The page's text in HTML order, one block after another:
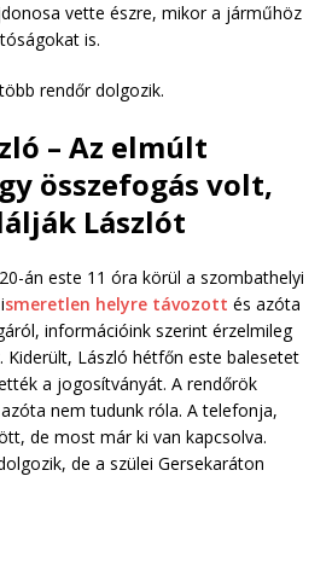
vette észre, mikor a járműhöz
is.
rendőr dolgozik.
– Az elmúlt
összefogás volt,
Lászlót
án este 11 óra körül a szombathelyi
smeretlen helyre távozott és azóta
információink szerint érzelmileg
Kiderült, László hétfőn este balesetet
a jogosítványát. A rendőrök
nem tudunk róla. A telefonja,
de most már ki van kapcsolva.
de a szülei Gersekaráton